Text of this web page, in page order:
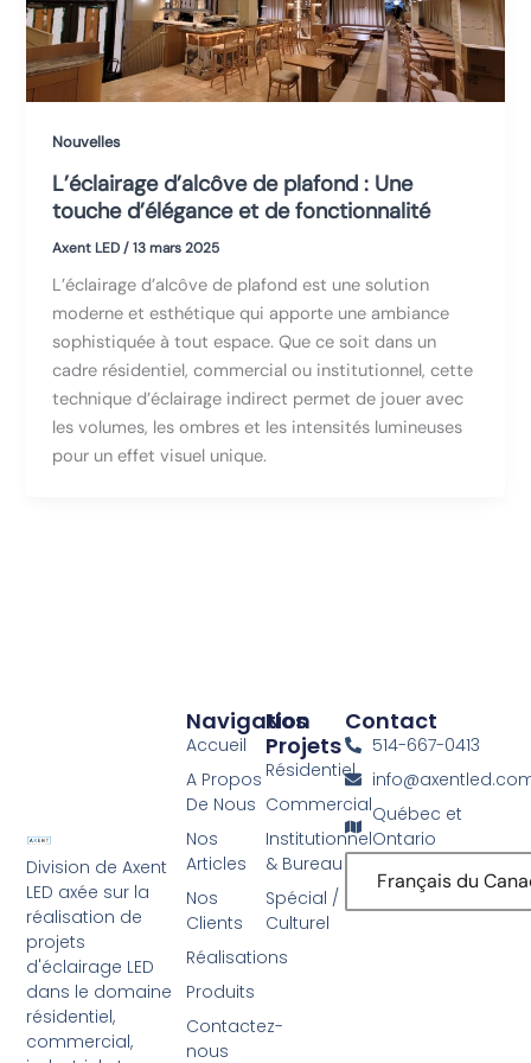
Nouvelles
L’éclairage d’alcôve de plafond : Une
touche d’élégance et de fonctionnalité
Axent LED/13 mars 2025
L’éclairage d’alcôve de plafond est une solution
moderne et esthétique qui apporte une ambiance
sophistiquée à tout espace. Que ce soit dans un
cadre résidentiel, commercial ou institutionnel, cette
technique d’éclairage indirect permet de jouer avec
les volumes, les ombres et les intensités lumineuses
pour un effet visuel unique.
Division de Axent
LED axée sur la
réalisation de
projets
d'éclairage LED
dans le domaine
résidentiel,
commercial,
Nos
Projets
Résidentiel
Commercial
Institutionnel
& Bureau
Spécial /
Culturel
Navigation
Accueil
A Propos
De Nous
Nos
Articles
Nos
Clients
Réalisations
Produits
Contactez-
nous
Contact
514-667-0413
Québec et
Ontario
Français du